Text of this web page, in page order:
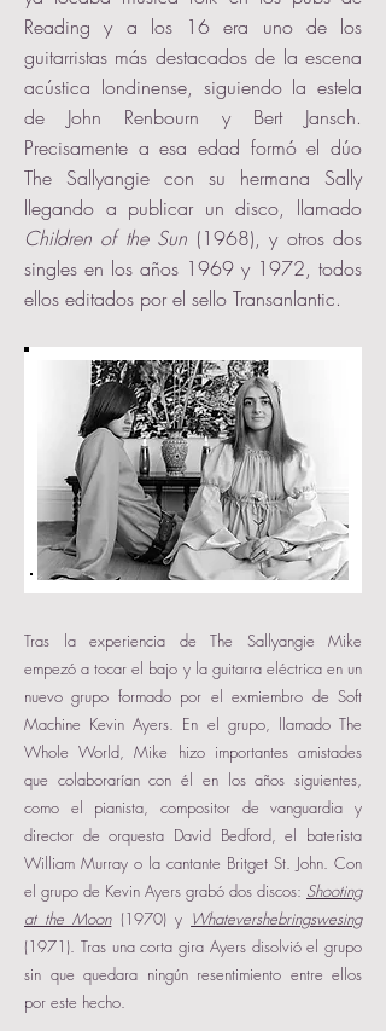
Reading y a los 16 era uno de los
guitarristas más destacados de la escena
acústica londinense, siguiendo la estela
de John Renbourn y Bert Jansch.
Precisamente a esa edad formó el dúo
The Sallyangie con su hermana Sally
llegando a publicar un disco, llamado
Children of the Sun (1968), y otros dos
singles en los años 1969 y 1972, todos
ellos editados por el sello Transanlantic.
Tras la experiencia de The Sallyangie Mike
empezó a tocar el bajo y la guitarra eléctrica en un
nuevo grupo formado por el exmiembro de Soft
Machine Kevin Ayers. En el grupo, llamado The
Whole World, Mike hizo importantes amistades
que colaborarían con él en los años siguientes,
como el pianista, compositor de vanguardia y
director de orquesta David Bedford, el baterista
William Murray o la cantante Britget St. John. Con
el grupo de Kevin Ayers grabó dos discos: Shooting
at the Moon(1970) y Whatevershebringswesing
(1971). Tras una corta gira Ayers disolvió el grupo
sin que quedara ningún resentimiento entre ellos
por este hecho.